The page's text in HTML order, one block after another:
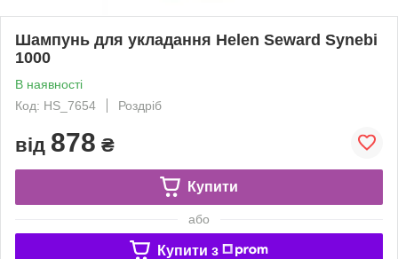
Шампунь для укладання Helen Seward Synebi
1000
В наявності
Код: HS_7654
Роздріб
від 878 ₴
Купити
або
Купити з